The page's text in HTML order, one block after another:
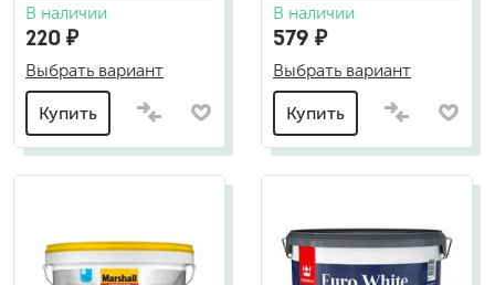
В наличии
220 ₽
Выбрать вариант
Купить
В наличии
579 ₽
Выбрать вариант
Купить